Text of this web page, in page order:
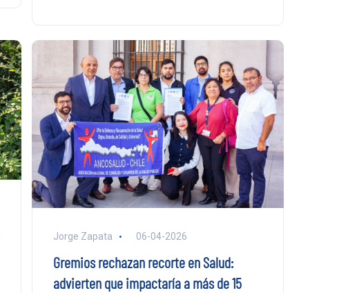
Jorge Zapata 06-04-2026
Gremios rechazan recorte en Salud:
advierten que impactaría a más de 15